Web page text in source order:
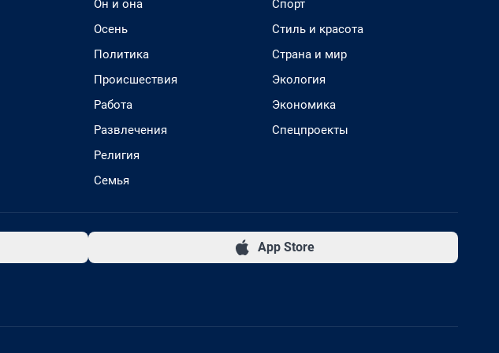
Он и она
Осень
Политика
Происшествия
Работа
Развлечения
Религия
Семья
Спорт
Стиль и красота
Страна и мир
Экология
Экономика
Спецпроекты
App Store